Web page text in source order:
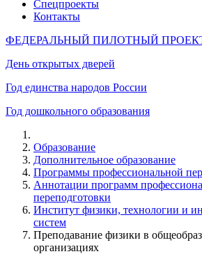
Спецпроекты
Контакты
ФЕДЕРАЛЬНЫЙ ПИЛОТНЫЙ
День открытых дверей
Год единства народов России
Год дошкольного образования
Образование
Дополнительное образование
Программы профессиональной
Аннотации программ
переподготовки
Институт физики, технологии и
систем
Преподавание физики в
организациях